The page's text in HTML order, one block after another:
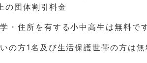
団体割引料金
・住所を有する小中高生は無料です
の方1名及び生活保護世帯の方は